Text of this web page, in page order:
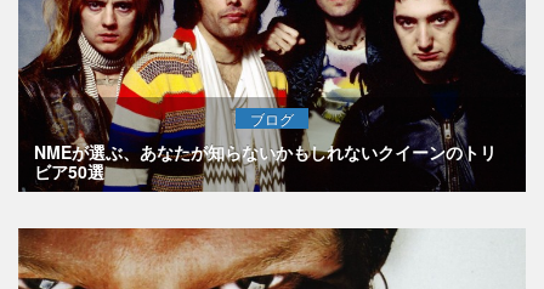
ブログ
NMEが選ぶ、あなたが知らないかもしれないクイーンのトリ
ビア50選